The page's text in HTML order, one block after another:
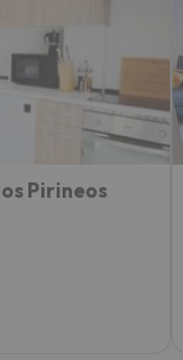
Pirineos